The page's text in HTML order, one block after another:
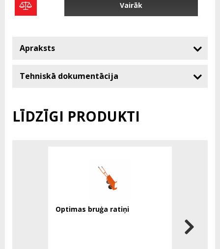
Vairāk
Apraksts
Tehniskā dokumentācija
LĪDZĪGI PRODUKTI
Optimas bruģa ratiņi